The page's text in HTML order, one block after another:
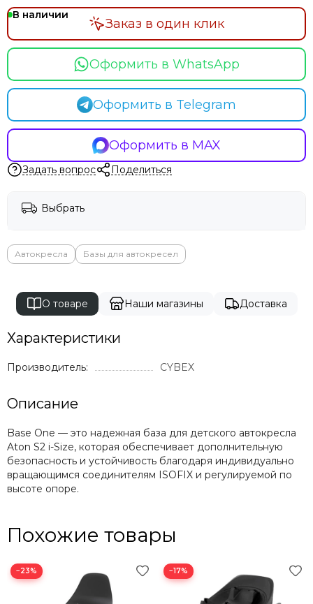
В наличии
Оформить в WhatsApp
Оформить в Telegram
Оформить в MAX
Заказ в один клик
Задать вопрос Поделиться
Выбрать
Автокресла Базы для автокресел
О товаре Наши магазины Доставка
Характеристики
Производитель: CYBEX
Описание
Base One — это надежная база для детского автокресла
Aton S2 i-Size, которая обеспечивает дополнительную
безопасность и устойчивость благодаря индивидуально
вращающимся соединителям ISOFIX и регулируемой по
высоте опоре.
Похожие товары
−23% −17%